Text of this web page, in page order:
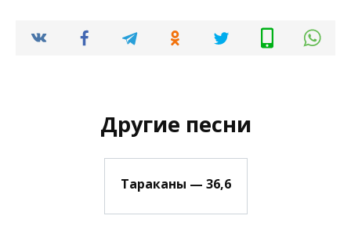
Другие песни
Тараканы — 36,6